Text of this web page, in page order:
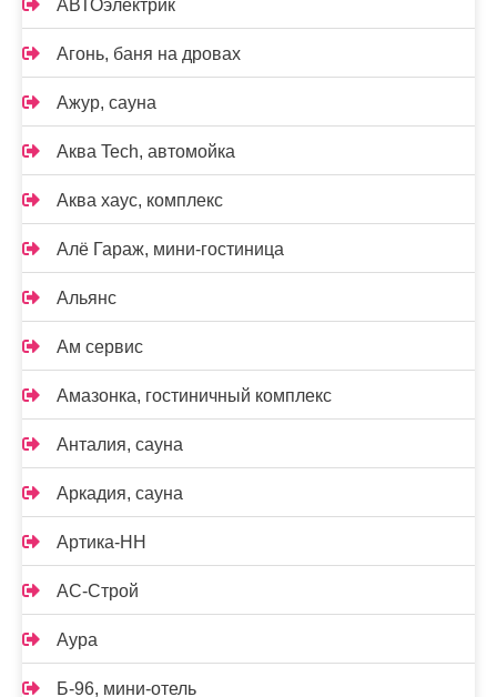
АВТОэлектрик
Агонь, баня на дровах
Ажур, сауна
Аква Tech, автомойка
Аква хаус, комплекс
Алё Гараж, мини-гостиница
Альянс
Ам сервис
Амазонка, гостиничный комплекс
Анталия, сауна
Аркадия, сауна
Артика-НН
АС-Строй
Аура
Б-96, мини-отель